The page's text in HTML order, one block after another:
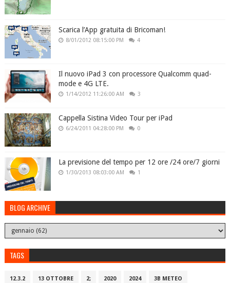
Scarica l’App gratuita di Bricoman!
8/01/2012 08:15:00 PM 4
Il nuovo iPad 3 con processore Qualcomm quad-
mode e 4G LTE.
1/14/2012 11:26:00 AM 3
Cappella Sistina Video Tour per iPad
6/24/2011 04:28:00 PM 0
La previsione del tempo per 12 ore /24 ore/7 giorni
1/30/2013 08:03:00 AM 1
BLOG ARCHIVE
TAGS
12.3.2 13 OTTOBRE 2; 2020 2024 3B METEO